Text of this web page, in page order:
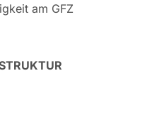
am GFZ